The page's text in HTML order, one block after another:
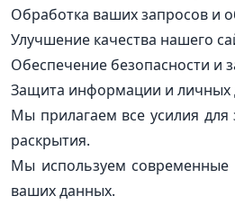
Обработка ваших запросов и
Улучшение качества нашего
Обеспечение безопасности и
Защита информации и личных
Мы прилагаем все усилия
раскрытия.
Мы используем современные
ваших данных.